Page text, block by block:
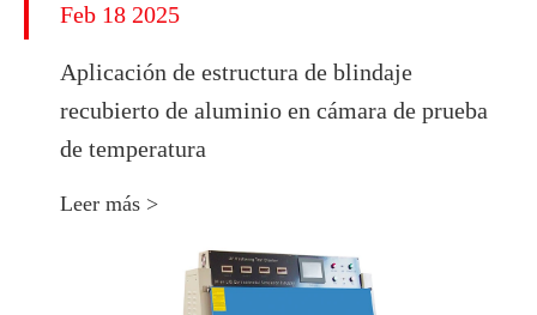
Feb 18 2025
Aplicación de estructura de blindaje
recubierto de aluminio en cámara de prueba
de temperatura
Leer más >